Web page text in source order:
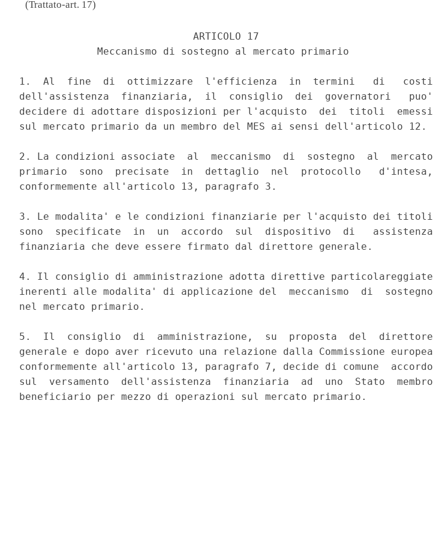
(Trattato-art. 17)
                             ARTICOLO 17
             Meccanismo di sostegno al mercato primario
1.  Al  fine  di  ottimizzare  l'efficienza  in  termini   di   costi
dell'assistenza  finanziaria,  il  consiglio  dei  governatori   puo'
decidere di adottare disposizioni per l'acquisto  dei  titoli  emessi
sul mercato primario da un membro del MES ai sensi dell'articolo 12.
2. La condizioni associate  al  meccanismo  di  sostegno  al  mercato
primario  sono  precisate  in  dettaglio  nel  protocollo   d'intesa,
conformemente all'articolo 13, paragrafo 3.
3. Le modalita' e le condizioni finanziarie per l'acquisto dei titoli
sono  specificate  in  un  accordo  sul  dispositivo  di   assistenza
finanziaria che deve essere firmato dal direttore generale.
4. Il consiglio di amministrazione adotta direttive particolareggiate
inerenti alle modalita' di applicazione del  meccanismo  di  sostegno
nel mercato primario.
5.  Il  consiglio  di  amministrazione,  su  proposta  del  direttore
generale e dopo aver ricevuto una relazione dalla Commissione europea
conformemente all'articolo 13, paragrafo 7, decide di comune  accordo
sul  versamento  dell'assistenza  finanziaria  ad  uno  Stato  membro
beneficiario per mezzo di operazioni sul mercato primario.